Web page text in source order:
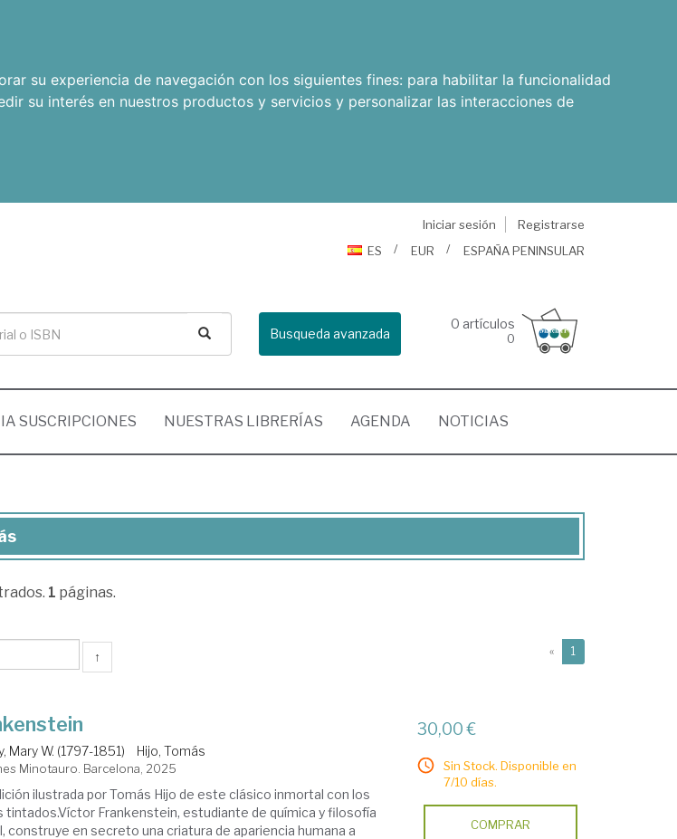
su experiencia de navegación con los siguientes fines: para habilitar la funcionalidad
su interés en nuestros productos y servicios y personalizar las interacciones de
Iniciar sesión
Registrarse
ES
EUR ESPAÑA PENINSULAR
Busqueda avanzada
0 artículos
0
SUSCRIPCIONES NUESTRAS LIBRERÍAS AGENDA NOTICIAS
1 páginas.
↑ « 1
Mary W. (1797-1851) Hijo, Tomás
Minotauro. Barcelona, 2025
ilustrada por Tomás Hijo de este clásico inmortal con los
tintados.Víctor Frankenstein, estudiante de química y filosofía
construye en secreto una criatura de apariencia humana a
30,00 €
Sin Stock. Disponible en
7/10 días.
COMPRAR